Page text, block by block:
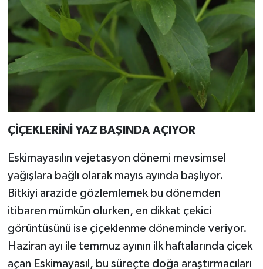
ÇİÇEKLERİNİ YAZ BAŞINDA AÇIYOR
Eskimayasılın vejetasyon dönemi mevsimsel
yağışlara bağlı olarak mayıs ayında başlıyor.
Bitkiyi arazide gözlemlemek bu dönemden
itibaren mümkün olurken, en dikkat çekici
görüntüsünü ise çiçeklenme döneminde veriyor.
Haziran ayı ile temmuz ayının ilk haftalarında çiçek
açan Eskimayasıl, bu süreçte doğa araştırmacıları